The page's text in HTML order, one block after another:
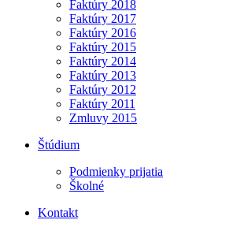
Faktúry 2018
Faktúry 2017
Faktúry 2016
Faktúry 2015
Faktúry 2014
Faktúry 2013
Faktúry 2012
Faktúry 2011
Zmluvy 2015
Štúdium
Podmienky prijatia
Školné
Kontakt